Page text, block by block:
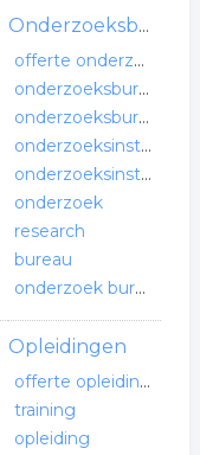
Onderzoeksbureau
offerte onderzoeksbureau
onderzoeksbureau
onderzoeksbureaus
onderzoeksinstituut
onderzoeksinstituut
onderzoek
research
bureau
onderzoek bureau
Opleidingen
offerte opleidingen
training
opleiding